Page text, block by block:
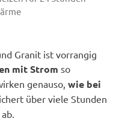
Granit ist vorrangig
mit Strom so
genauso, wie bei
über viele Stunden